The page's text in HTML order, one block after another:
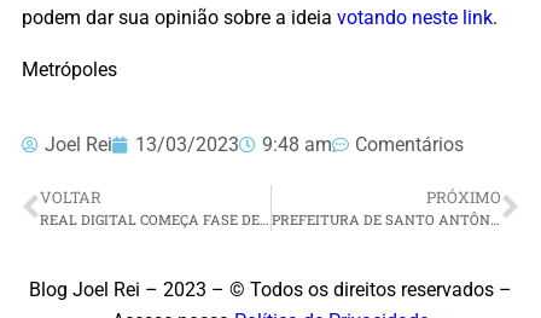
podem dar sua opinião sobre a ideia votando neste link.
Metrópoles
Joel Rei 13/03/2023 9:48 am Comentários
VOLTAR PRÓXIMO
PREFEITURA DE SANTO ANTÔNIO PUBLICA EDITAL PARA CONTRATAÇÃO DE PEDAGOGO EM PROCESSO SELETIVO; INSCRIÇÕES NESTA SEGUNDA (27)
Blog Joel Rei – 2023 – © Todos os direitos reservados –